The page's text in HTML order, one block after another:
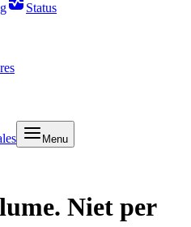
Status
Menu
Niet per